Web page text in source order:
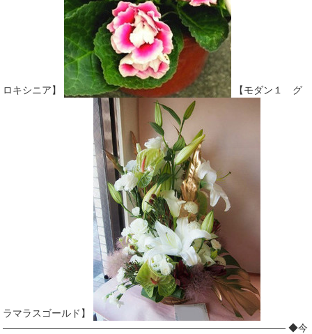
ロキシニア】 【モダン１ グ
ラマラスゴールド】
――――――――――――――――――――――――――――― ◆今